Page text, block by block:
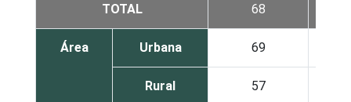
TOTAL 68
Área Urbana 69
Rural 57